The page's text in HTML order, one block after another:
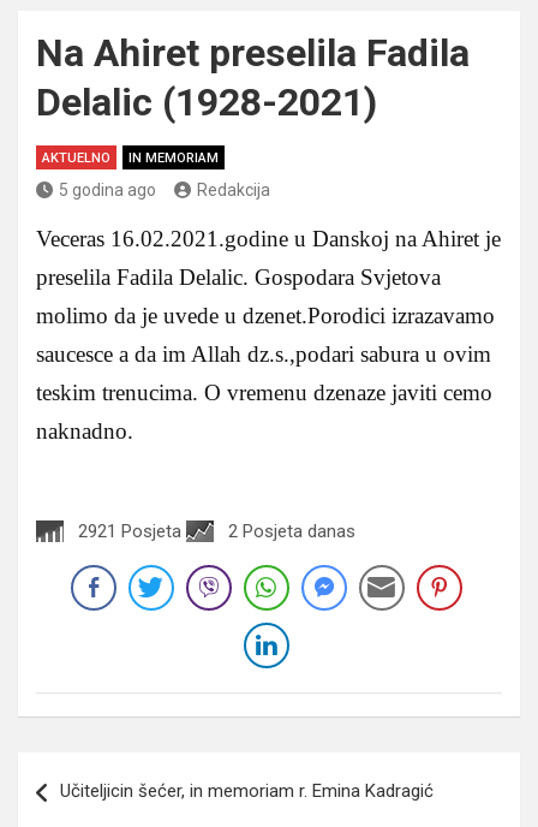
Na Ahiret preselila Fadila
Delalic (1928-2021)
AKTUELNO IN MEMORIAM
5 godina ago Redakcija
Veceras 16.02.2021.godine u Danskoj na Ahiret je
preselila Fadila Delalic. Gospodara Svjetova
molimo da je uvede u dzenet.Porodici izrazavamo
saucesce a da im Allah dz.s.,podari sabura u ovim
teskim trenucima. O vremenu dzenaze javiti cemo
naknadno.
2921 Posjeta 2 Posjeta danas
članaka
Učiteljicin šećer, in memoriam r. Emina Kadragić